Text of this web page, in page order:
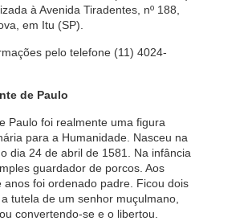
à Avenida Tiradentes, nº 188,
em Itu (SP).
pelo telefone (11) 4024-
de Paulo
Paulo foi realmente uma figura
para a Humanidade. Nasceu na
dia 24 de abril de 1581. Na infância
guardador de porcos. Aos
anos foi ordenado padre. Ficou dois
tutela de um senhor muçulmano,
convertendo-se e o libertou.